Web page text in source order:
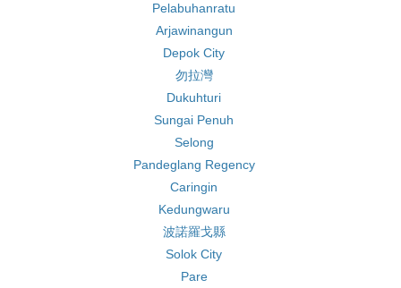
Pelabuhanratu
Arjawinangun
Depok City
勿拉灣
Dukuhturi
Sungai Penuh
Selong
Pandeglang Regency
Caringin
Kedungwaru
波諾羅戈縣
Solok City
Pare